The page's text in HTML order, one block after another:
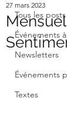
Tous les posts
Événements
Newsletters
Événements
Textes
27 mars 2023